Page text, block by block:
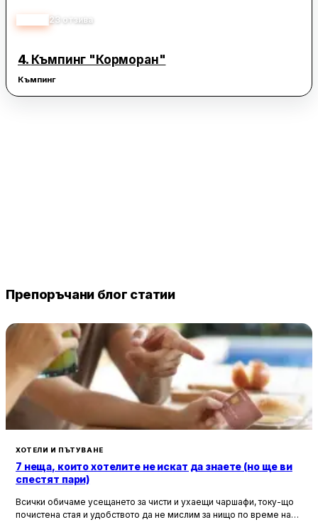
23 отзива
4. Къмпинг "Корморан"
Къмпинг
Препоръчани блог статии
ХОТЕЛИ И ПЪТУВАНЕ
7 неща, които хотелите не искат да знаете (но ще ви
спестят пари)
Всички обичаме усещането за чисти и ухаещи чаршафи, току-що
почистена стая и удобството да не мислим за нищо по време на